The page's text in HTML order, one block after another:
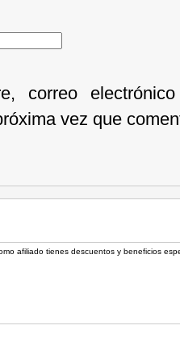
correo
vez que
afiliado tienes descuentos y beneficios